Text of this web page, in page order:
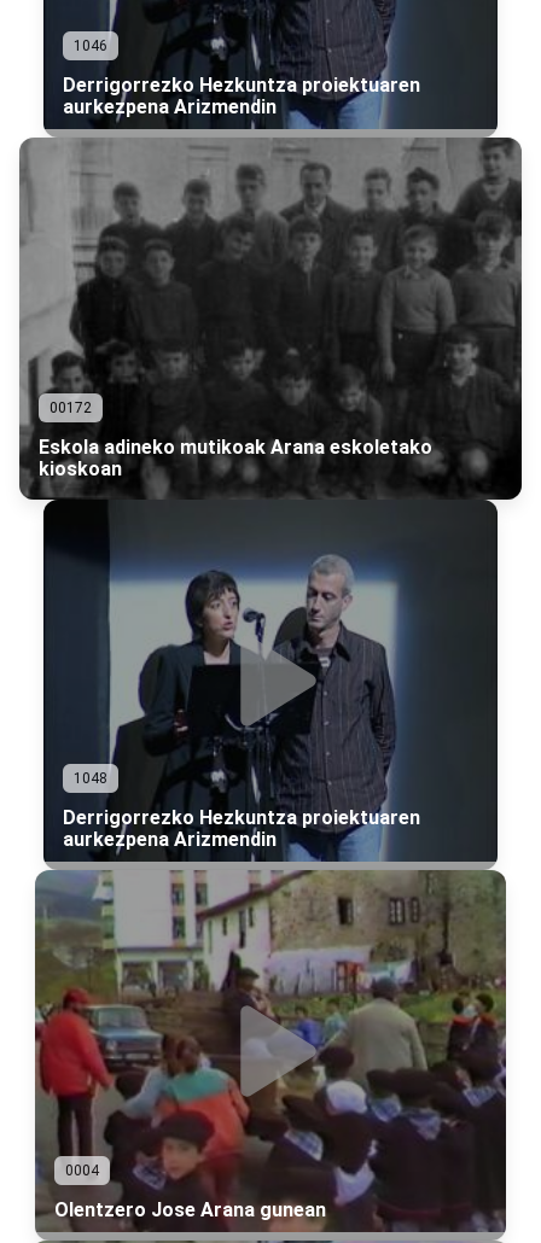
1046
Derrigorrezko Hezkuntza proiektuaren
aurkezpena Arizmendin
00172
Eskola adineko mutikoak Arana eskoletako
kioskoan
1048
Derrigorrezko Hezkuntza proiektuaren
aurkezpena Arizmendin
0004
Olentzero Jose Arana gunean